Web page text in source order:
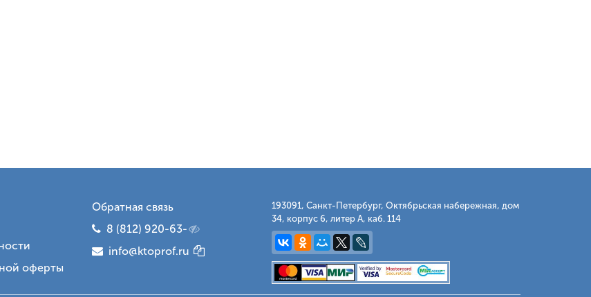
оферты
Обратная связь
8 (812) 920-63-
info@ktoprof.ru
193091, Санкт-Петербург, Октябрьская набережная, дом
34, корпус 6, литер А, каб. 114